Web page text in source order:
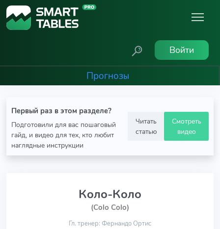
Войти
Прогнозы
Первый раз в этом разделе?
Подготовили для вас пошаговый
гайд, и видео для тех, кто любит
наглядные инструкции
Читать
статью
Смотреть
видео
Коло-Коло
(Colo Colo)
Гл. тренер: Фернандо Ортис